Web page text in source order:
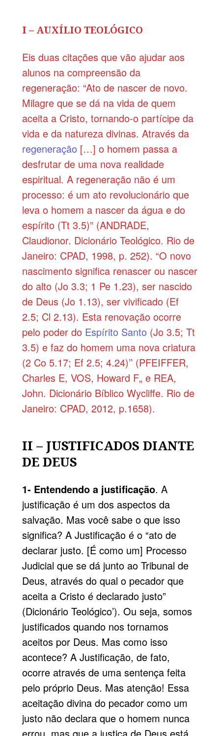
I – AUXÍLIO TEOLÓGICO
Eis duas citações que vão ajudar aos
alunos na compreensão da
regeneração: “Ato de nascer de novo.
Milagre que se dá na vida de quem
aceita a Cristo, tornando-o partícipe da
vida e da natureza divinas. Através da
regeneração[…] o homem passa a
desfrutar de uma nova realidade
espiritual. A regeneração não é um
processo: é um ato revolucionário que
leva o homem a nascer da água e do
espírito (Tt 3.5)” (ANDRADE,
Claudionor. Dicionário Teológico. Rio de
Janeiro: CPAD, 1998, p. 252). “O novo
nascimento significa renascer ou nascer
do alto (Jo 3.3; 1 Pe 1.23), ser nascido
de Deus (Jo 1.13), ser vivificado (Ef
2.5; Cl 2.13). Esta renovação ocorre
pelo poder do Espírito Santo(Jo 3.5; Tt
3.5) e faz do homem uma nova criatura
(2 Co 5.17; Ef 2.5; 4.24)’’ (PFEIFFER,
Charles E, VOS, Howard F„ e REA,
John. Dicionário Bíblico Wycliffe. Rio de
Janeiro: CPAD, 2012, p.1658).
II – JUSTIFICADOS DIANTE
DE DEUS
1- Entendendo a justificação. A
justificação é um dos aspectos da
salvação. Mas você sabe o que isso
significa? A Justificação é o “ato de
declarar justo. [É como um] Processo
Judicial que se dá junto ao Tribunal de
Deus, através do qual o pecador que
aceita a Cristo é declarado justo”
(Dicionário Teológico’). Ou seja, somos
justificados quando nos tornamos
aceitos por Deus. Mas como isso
acontece? A Justificação, de fato,
ocorre através de uma sentença feita
pelo próprio Deus. Mas atenção! Essa
aceitação divina do pecador como um
justo não declara que o homem nunca